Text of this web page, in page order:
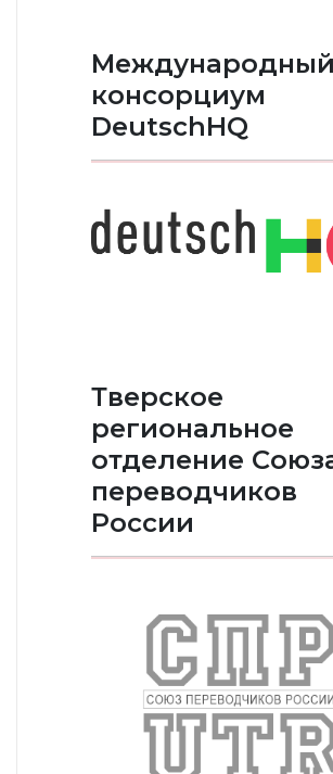
Международный
консорциум
DeutschHQ
Тверское
региональное
отделение
переводчиков
России